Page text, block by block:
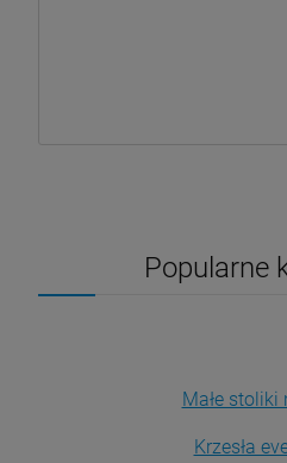
Popularne
Małe stoliki
Krzesła